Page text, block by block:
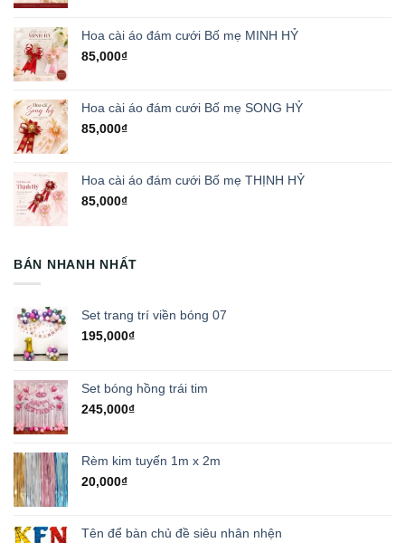
Hoa cài áo đám cưới Bố mẹ MINH HỶ
85,000₫
Hoa cài áo đám cưới Bố mẹ SONG HỶ
85,000₫
Hoa cài áo đám cưới Bố mẹ THỊNH HỶ
85,000₫
BÁN NHANH NHẤT
Set trang trí viền bóng 07
195,000₫
Set bóng hồng trái tim
245,000₫
Rèm kim tuyến 1m x 2m
20,000₫
Tên để bàn chủ đề siêu nhân nhện